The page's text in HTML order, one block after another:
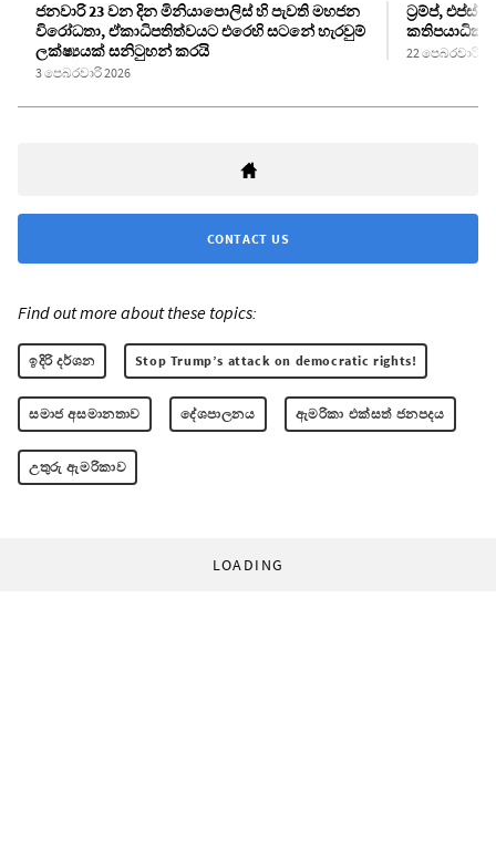
ජනවාරි 23 වන දින මිනියාපොලිස් හි පැවති මහජන
විරෝධතා, ඒකාධිපතිත්වයට එරෙහි සටනේ හැරවුම්
ලක්ෂ්‍යයක් සනිටුහන් කරයි
3 පෙබරවාරි 2026
ට්‍රම්ප්,
22 පෙබරවාරි
CONTACT US
Find out more about these topics:
ඉදිරි දර්ශන Stop Trump’s attack on democratic rights!
සමාජ අසමානතාව දේශපාලනය ඇමරිකා එක්සත් ජනපදය
උතුරු ඇමරිකාව
LOADING